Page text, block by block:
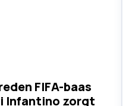
FIFA-baas
Infantino zorgt